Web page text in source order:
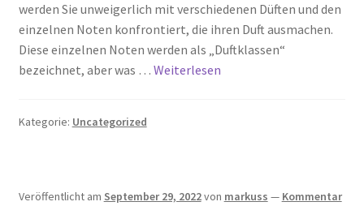
werden Sie unweigerlich mit verschiedenen Düften und den
einzelnen Noten konfrontiert, die ihren Duft ausmachen.
Diese einzelnen Noten werden als „Duftklassen“
bezeichnet, aber was … Weiterlesen
Kategorie: Uncategorized
Veröffentlicht am September 29, 2022von markuss — Kommentar